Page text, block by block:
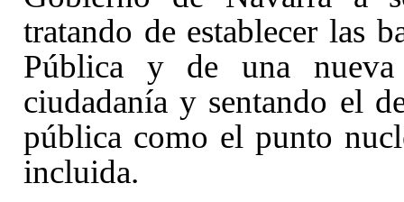
tratando de establecer las
Pública y de una
ciudadanía y sentando el
pública como el punto
incluida.